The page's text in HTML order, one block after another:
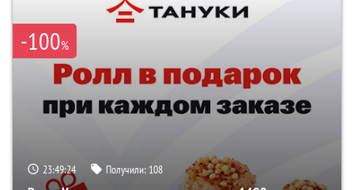
-100%
23:49:24 Получили: 108